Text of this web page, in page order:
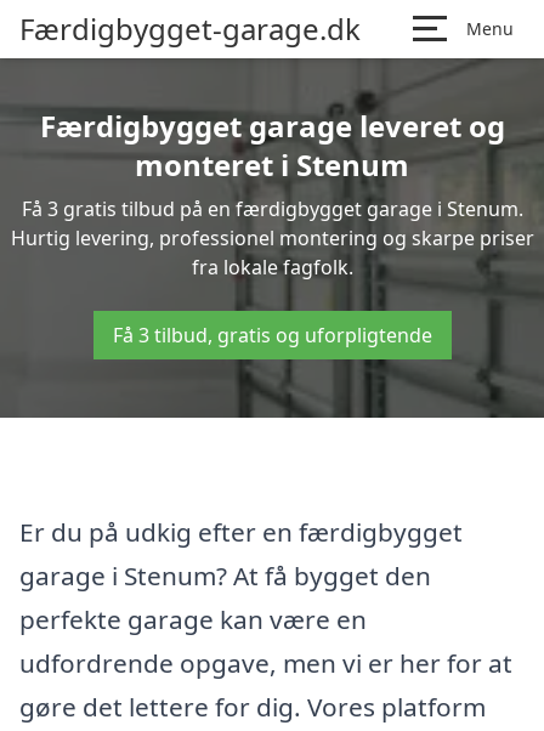
Færdigbygget-garage.dk Menu
Færdigbygget garage leveret og
monteret i Stenum
Få 3 gratis tilbud på en færdigbygget garage i Stenum.
Hurtig levering, professionel montering og skarpe priser
fra lokale fagfolk.
Få 3 tilbud, gratis og uforpligtende
Er du på udkig efter en færdigbygget
garage i Stenum? At få bygget den
perfekte garage kan være en
udfordrende opgave, men vi er her for at
gøre det lettere for dig. Vores platform